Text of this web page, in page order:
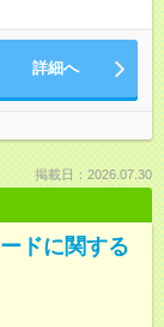
詳細へ
掲載日：2026.07.30
ドに関する